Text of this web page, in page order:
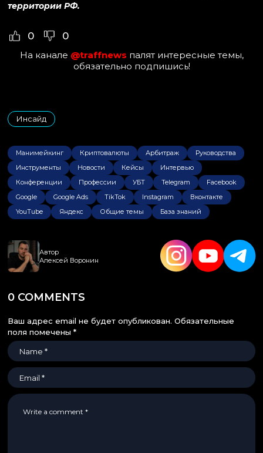
территории РФ.
0 0
На канале @traffnews палят интересные темы,
обязательно подпишись!
Инсайд
Манимейкинг Криптовалюты Арбитраж
Руководства
Инструменты
Новости Кейсы
Интервью
Конференции
Профессии УБТ Telegram
Facebook
Google
Google Ads TikTok Instagram
Вконтакте
YouTube
Яндекс Общие темы База знаний
Автор
Алексей Воронин
0 COMMENTS
Ваш адрес email не будет опубликован. Обязательные
поля помечены *